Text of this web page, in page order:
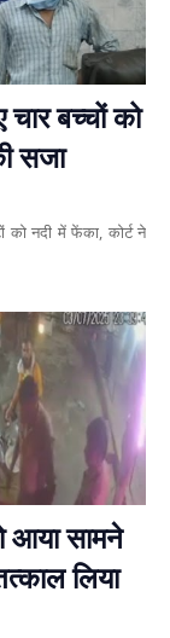
बच्चों को
सजा
को नदी में फेंका, कोर्ट ने
आया सामने
लिया